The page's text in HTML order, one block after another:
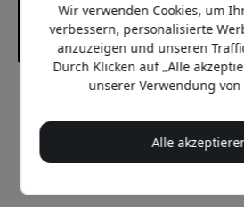
Empfohlener
26.99
Wir verwenden Cookies, um
verbessern, personalisierte
anzuzeigen und unseren
Durch Klicken auf „Alle
unserer Verwendung von
Alle